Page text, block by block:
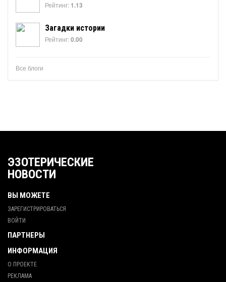
Рейтинг: 1.13
Загадки истории
Рейтинг:0.00
Все блоги
ЭЗОТЕРИЧЕСКИЕ
НОВОСТИ
ВЫ МОЖЕТЕ
ЗАРЕГИСТРИРОВАТЬСЯ
ВОЙТИ
ПАРТНЕРЫ
ИНФОРМАЦИЯ
О ПРОЕКТЕ
РЕКЛАМА